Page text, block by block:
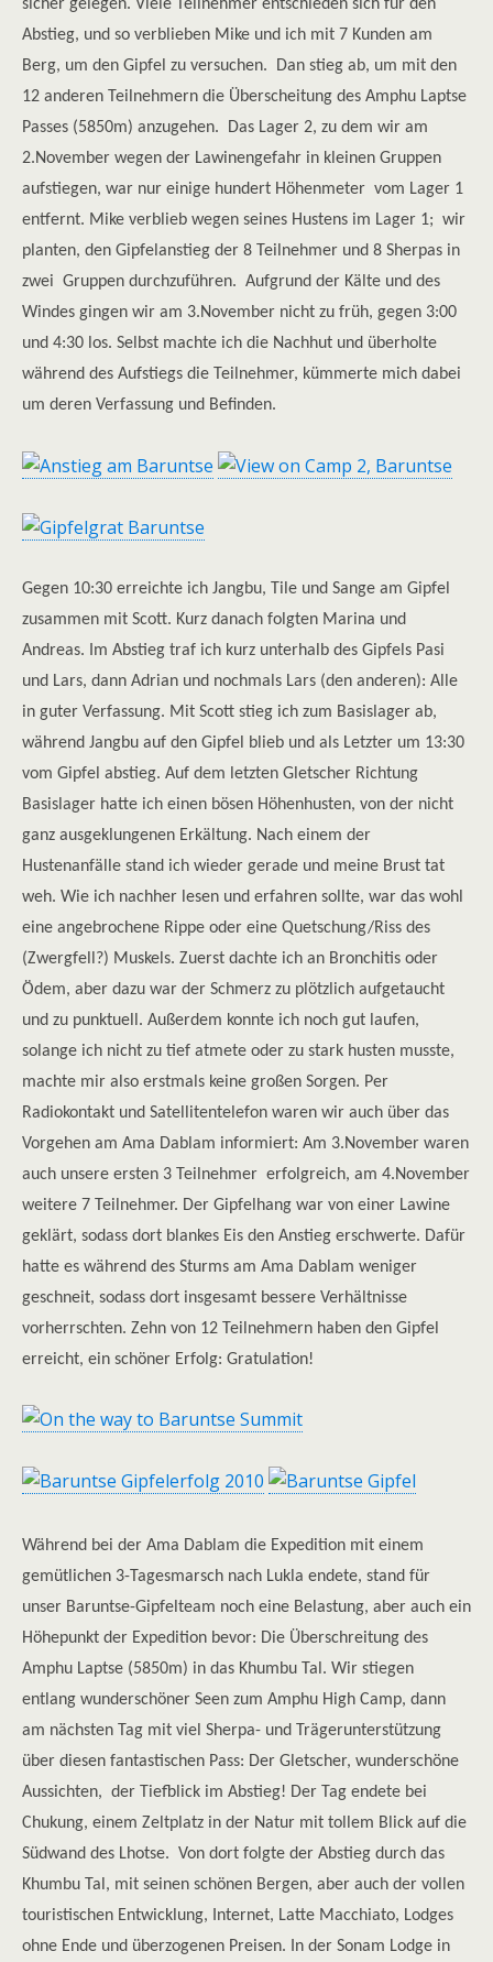
sicher gelegen. Viele Teilnehmer entschieden sich für den
Abstieg, und so verblieben Mike und ich mit 7 Kunden am
Berg, um den Gipfel zu versuchen. Dan stieg ab, um mit den
12 anderen Teilnehmern die Überscheitung des Amphu Laptse
Passes (5850m) anzugehen. Das Lager 2, zu dem wir am
2.November wegen der Lawinengefahr in kleinen Gruppen
aufstiegen, war nur einige hundert Höhenmeter vom Lager 1
entfernt. Mike verblieb wegen seines Hustens im Lager 1; wir
planten, den Gipfelanstieg der 8 Teilnehmer und 8 Sherpas in
zwei Gruppen durchzuführen. Aufgrund der Kälte und des
Windes gingen wir am 3.November nicht zu früh, gegen 3:00
und 4:30 los. Selbst machte ich die Nachhut und überholte
während des Aufstiegs die Teilnehmer, kümmerte mich dabei
um deren Verfassung und Befinden.
Gegen 10:30 erreichte ich Jangbu, Tile und Sange am Gipfel
zusammen mit Scott. Kurz danach folgten Marina und
Andreas. Im Abstieg traf ich kurz unterhalb des Gipfels Pasi
und Lars, dann Adrian und nochmals Lars (den anderen): Alle
in guter Verfassung. Mit Scott stieg ich zum Basislager ab,
während Jangbu auf den Gipfel blieb und als Letzter um 13:30
vom Gipfel abstieg. Auf dem letzten Gletscher Richtung
Basislager hatte ich einen bösen Höhenhusten, von der nicht
ganz ausgeklungenen Erkältung. Nach einem der
Hustenanfälle stand ich wieder gerade und meine Brust tat
weh. Wie ich nachher lesen und erfahren sollte, war das wohl
eine angebrochene Rippe oder eine Quetschung/Riss des
(Zwergfell?) Muskels. Zuerst dachte ich an Bronchitis oder
Ödem, aber dazu war der Schmerz zu plötzlich aufgetaucht
und zu punktuell. Außerdem konnte ich noch gut laufen,
solange ich nicht zu tief atmete oder zu stark husten musste,
machte mir also erstmals keine großen Sorgen. Per
Radiokontakt und Satellitentelefon waren wir auch über das
Vorgehen am Ama Dablam informiert: Am 3.November waren
auch unsere ersten 3 Teilnehmer erfolgreich, am 4.November
weitere 7 Teilnehmer. Der Gipfelhang war von einer Lawine
geklärt, sodass dort blankes Eis den Anstieg erschwerte. Dafür
hatte es während des Sturms am Ama Dablam weniger
geschneit, sodass dort insgesamt bessere Verhältnisse
vorherrschten. Zehn von 12 Teilnehmern haben den Gipfel
erreicht, ein schöner Erfolg: Gratulation!
Während bei der Ama Dablam die Expedition mit einem
gemütlichen 3-Tagesmarsch nach Lukla endete, stand für
unser Baruntse-Gipfelteam noch eine Belastung, aber auch ein
Höhepunkt der Expedition bevor: Die Überschreitung des
Amphu Laptse (5850m) in das Khumbu Tal. Wir stiegen
entlang wunderschöner Seen zum Amphu High Camp, dann
am nächsten Tag mit viel Sherpa- und Trägerunterstützung
über diesen fantastischen Pass: Der Gletscher, wunderschöne
Aussichten, der Tiefblick im Abstieg! Der Tag endete bei
Chukung, einem Zeltplatz in der Natur mit tollem Blick auf die
Südwand des Lhotse. Von dort folgte der Abstieg durch das
Khumbu Tal, mit seinen schönen Bergen, aber auch der vollen
touristischen Entwicklung, Internet, Latte Macchiato, Lodges
ohne Ende und überzogenen Preisen. In der Sonam Lodge in